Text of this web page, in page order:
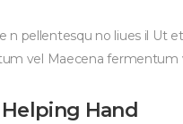
n pellentesqu no liues il Ut
vel Maecena fermentum
Hand